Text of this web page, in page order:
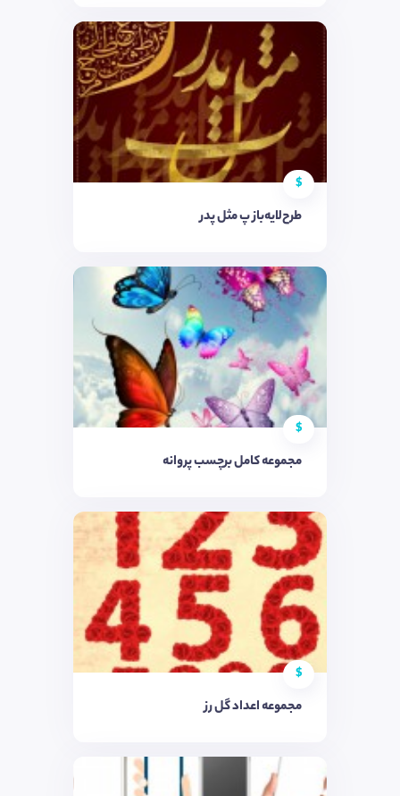
$
طرح‌لایه‌باز پ مثل پدر
$
مجموعه کامل برچسب پروانه
$
مجموعه اعداد گل رز